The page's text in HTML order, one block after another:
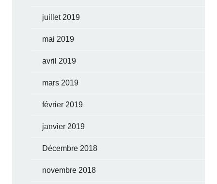
juillet 2019
mai 2019
avril 2019
mars 2019
février 2019
janvier 2019
Décembre 2018
novembre 2018